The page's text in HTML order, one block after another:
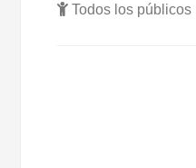
Todos los públicos